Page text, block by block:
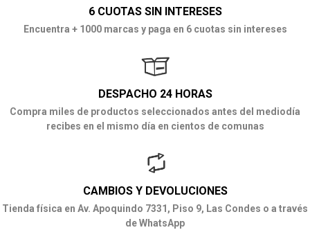
6 CUOTAS SIN INTERESES
Encuentra + 1000 marcas y paga en 6 cuotas sin intereses
DESPACHO 24 HORAS
Compra miles de productos seleccionados antes del mediodía
recibes en el mismo día en cientos de comunas
CAMBIOS Y DEVOLUCIONES
Tienda física en Av. Apoquindo 7331, Piso 9, Las Condes o a través
de WhatsApp